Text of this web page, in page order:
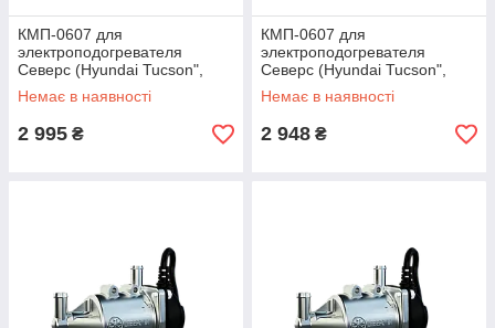
КМП-0607 для
электроподогревателя
Северс (Hyundai Tucson",
"Santa FE", KIA Sportage"дв.
D4EA, (2,0 л))
Немає в наявності
2 995 ₴
КМП-0607 для
электроподогревателя
Северс (Hyundai Tucson",
"Santa FE", KIA Sportage"дв.
D4EA, (2,0 л))
Немає в наявності
2 948 ₴